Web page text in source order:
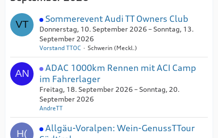
Sommerevent Audi TT Owners Club
Donnerstag, 10. September 2026 – Sonntag, 13.
September 2026
Vorstand TTOC Schwerin (Meckl.)
ADAC 1000km Rennen mit ACI Camp
im Fahrerlager
Freitag, 18. September 2026 – Sonntag, 20.
September 2026
AndreTT
Allgäu-Voralpen: Wein-GenussTTour